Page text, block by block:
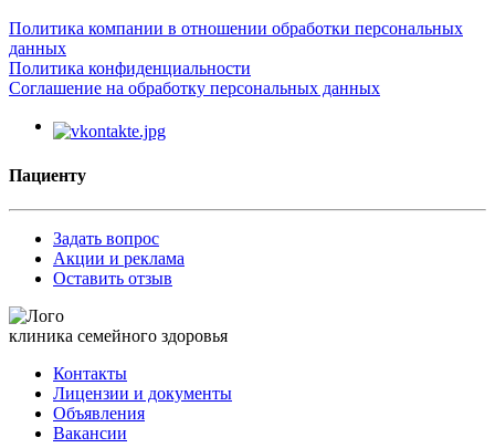
Политика компании в отношении обработки персональных
данных
Политика конфиденциальности
Соглашение на обработку персональных данных
Пациенту
Задать вопрос
Акции и реклама
Оставить отзыв
клиника семейного здоровья
Контакты
Лицензии и документы
Объявления
Вакансии